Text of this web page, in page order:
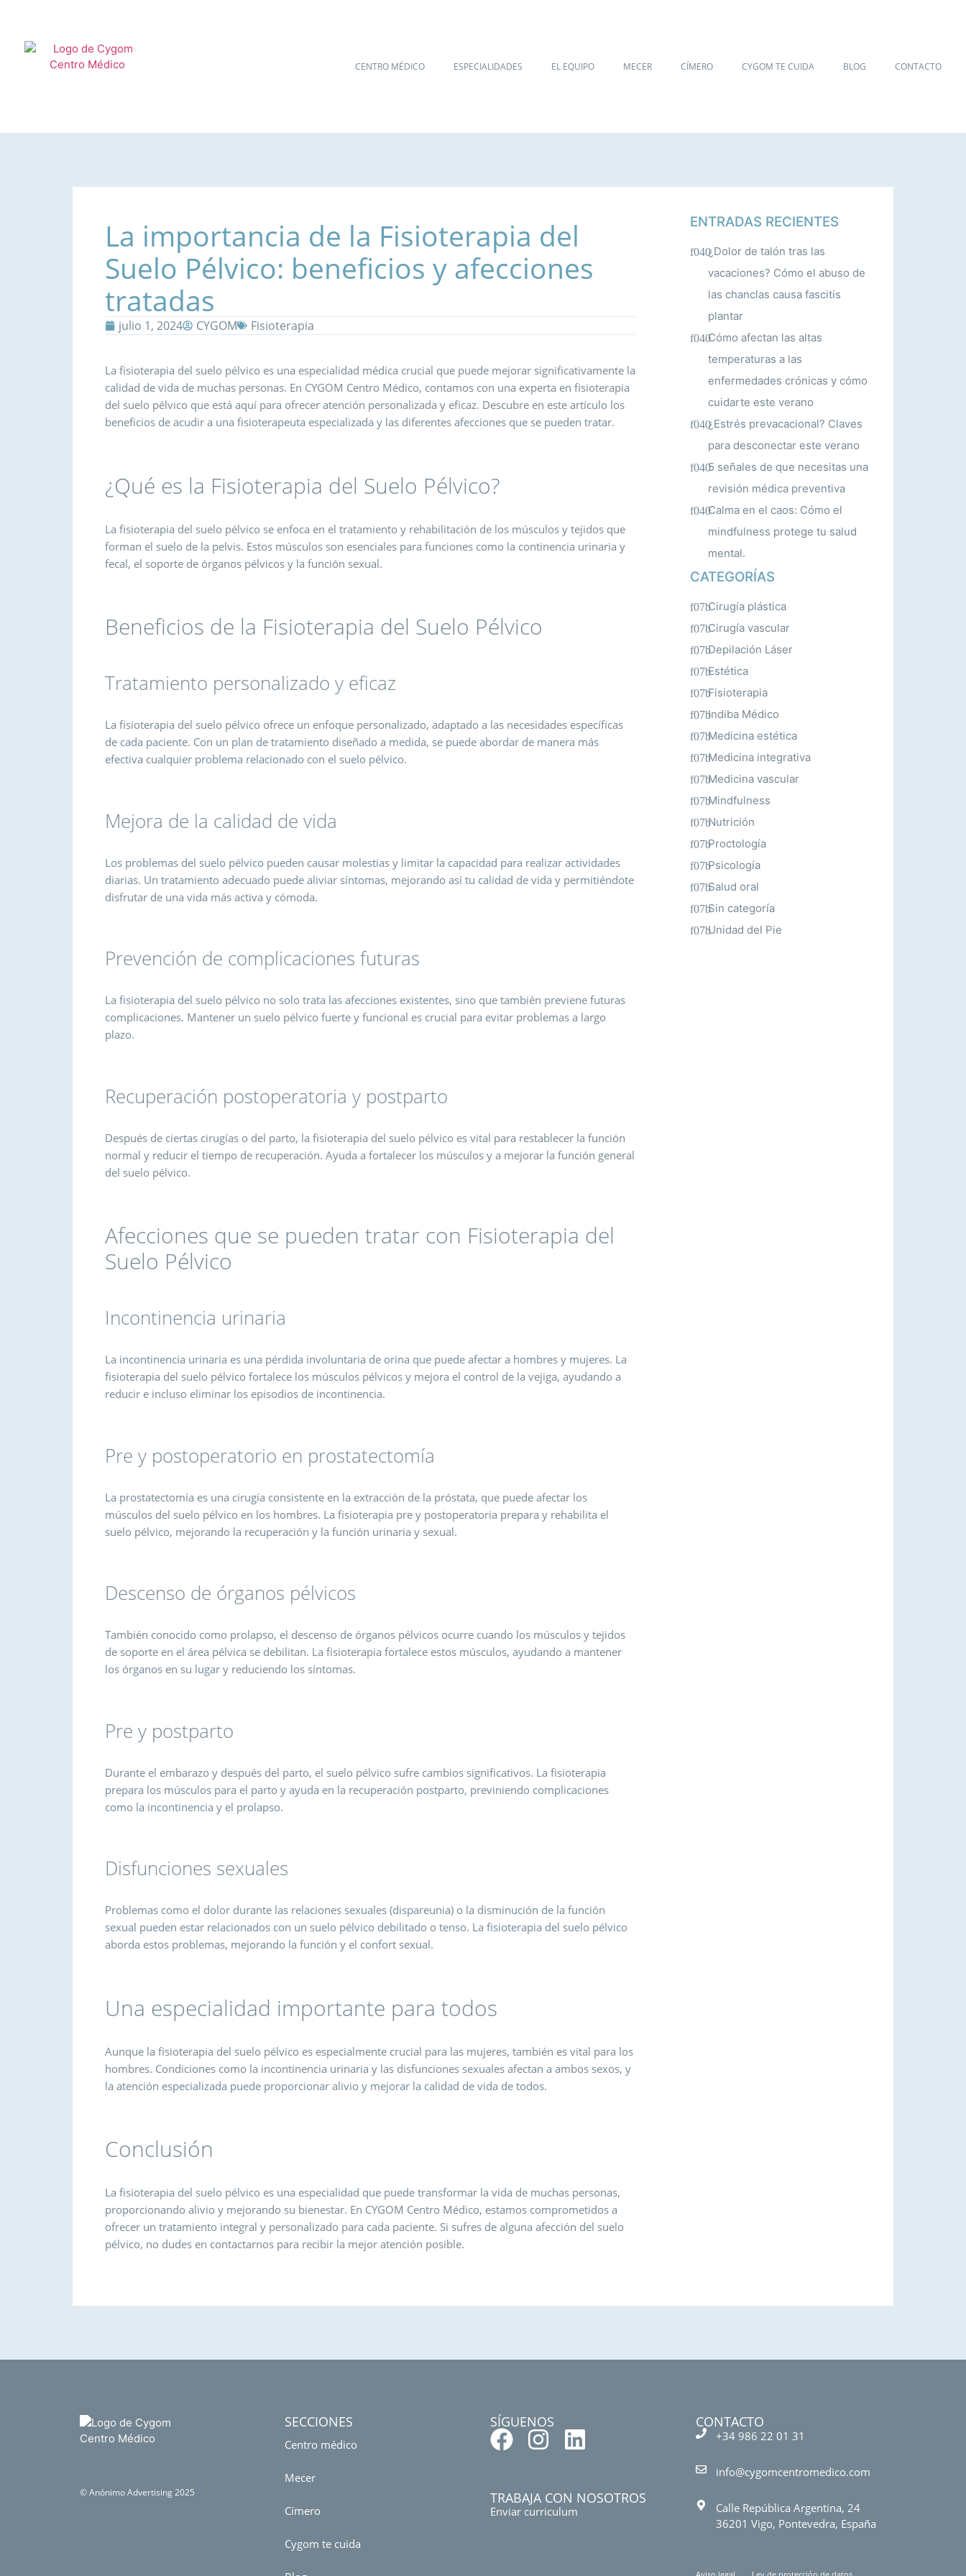
CENTRO MÉDICO ESPECIALIDADES EL EQUIPO MECER CÍMERO CYGOM TE CUIDA BLOG CONTACTO
La importancia de la Fisioterapia del
Suelo Pélvico: beneficios y afecciones
tratadas
julio 1, 2024 CYGOM Fisioterapia
La fisioterapia del suelo pélvico es una especialidad médica crucial que puede mejorar significativamente la
calidad de vida de muchas personas. En CYGOM Centro Médico, contamos con una experta en fisioterapia
del suelo pélvico que está aquí para ofrecer atención personalizada y eficaz. Descubre en este artículo los
beneficios de acudir a una fisioterapeuta especializada y las diferentes afecciones que se pueden tratar.
¿Qué es la Fisioterapia del Suelo Pélvico?
La fisioterapia del suelo pélvico se enfoca en el tratamiento y rehabilitación de los músculos y tejidos que
forman el suelo de la pelvis. Estos músculos son esenciales para funciones como la continencia urinaria y
fecal, el soporte de órganos pélvicos y la función sexual.
Beneficios de la Fisioterapia del Suelo Pélvico
Tratamiento personalizado y eficaz
La fisioterapia del suelo pélvico ofrece un enfoque personalizado, adaptado a las necesidades específicas
de cada paciente. Con un plan de tratamiento diseñado a medida, se puede abordar de manera más
efectiva cualquier problema relacionado con el suelo pélvico.
Mejora de la calidad de vida
Los problemas del suelo pélvico pueden causar molestias y limitar la capacidad para realizar actividades
diarias. Un tratamiento adecuado puede aliviar síntomas, mejorando así tu calidad de vida y permitiéndote
disfrutar de una vida más activa y cómoda.
Prevención de complicaciones futuras
La fisioterapia del suelo pélvico no solo trata las afecciones existentes, sino que también previene futuras
complicaciones. Mantener un suelo pélvico fuerte y funcional es crucial para evitar problemas a largo
plazo.
Recuperación postoperatoria y postparto
Después de ciertas cirugías o del parto, la fisioterapia del suelo pélvico es vital para restablecer la función
normal y reducir el tiempo de recuperación. Ayuda a fortalecer los músculos y a mejorar la función general
del suelo pélvico.
Afecciones que se pueden tratar con Fisioterapia del
Suelo Pélvico
Incontinencia urinaria
La incontinencia urinaria es una pérdida involuntaria de orina que puede afectar a hombres y mujeres. La
fisioterapia del suelo pélvico fortalece los músculos pélvicos y mejora el control de la vejiga, ayudando a
reducir e incluso eliminar los episodios de incontinencia.
Pre y postoperatorio en prostatectomía
La prostatectomía es una cirugía consistente en la extracción de la próstata, que puede afectar los
músculos del suelo pélvico en los hombres. La fisioterapia pre y postoperatoria prepara y rehabilita el
suelo pélvico, mejorando la recuperación y la función urinaria y sexual.
Descenso de órganos pélvicos
También conocido como prolapso, el descenso de órganos pélvicos ocurre cuando los músculos y tejidos
de soporte en el área pélvica se debilitan. La fisioterapia fortalece estos músculos, ayudando a mantener
los órganos en su lugar y reduciendo los síntomas.
Pre y postparto
Durante el embarazo y después del parto, el suelo pélvico sufre cambios significativos. La fisioterapia
prepara los músculos para el parto y ayuda en la recuperación postparto, previniendo complicaciones
como la incontinencia y el prolapso.
Disfunciones sexuales
Problemas como el dolor durante las relaciones sexuales (dispareunia) o la disminución de la función
sexual pueden estar relacionados con un suelo pélvico debilitado o tenso. La fisioterapia del suelo pélvico
aborda estos problemas, mejorando la función y el confort sexual.
Una especialidad importante para todos
Aunque la fisioterapia del suelo pélvico es especialmente crucial para las mujeres, también es vital para los
hombres. Condiciones como la incontinencia urinaria y las disfunciones sexuales afectan a ambos sexos, y
la atención especializada puede proporcionar alivio y mejorar la calidad de vida de todos.
Conclusión
La fisioterapia del suelo pélvico es una especialidad que puede transformar la vida de muchas personas,
proporcionando alivio y mejorando su bienestar. En CYGOM Centro Médico, estamos comprometidos a
ofrecer un tratamiento integral y personalizado para cada paciente. Si sufres de alguna afección del suelo
pélvico, no dudes en contactarnos para recibir la mejor atención posible.
ENTRADAS RECIENTES
¿Dolor de talón tras las
vacaciones? Cómo el abuso de
las chanclas causa fascitis
plantar
Cómo afectan las altas
temperaturas a las
enfermedades crónicas y cómo
cuidarte este verano
¿Estrés prevacacional? Claves
para desconectar este verano
5 señales de que necesitas una
revisión médica preventiva
Calma en el caos: Cómo el
mindfulness protege tu salud
mental.
CATEGORÍAS
Cirugía plástica
Cirugía vascular
Depilación Láser
Estética
Fisioterapia
Indiba Médico
Medicina estética
Medicina integrativa
Medicina vascular
Mindfulness
Nutrición
Proctología
Psicología
Salud oral
Sin categoría
Unidad del Pie
©Anónimo Advertising2025
SECCIONES
Centro médico
Mecer
Címero
Cygom te cuida
SÍGUENOS
TRABAJA CON NOSOTROS
Enviar curriculum
CONTACTO
+34 986 22 01 31
info@cygomcentromedico.com
Calle República Argentina, 24
36201 Vigo, Pontevedra, España